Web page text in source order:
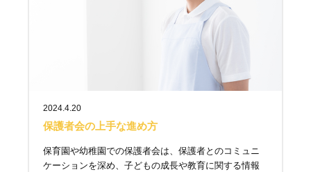
2024.4.20
保護者会の上手な進め方
保育園や幼稚園での保護者会は、保護者とのコミュニ
ケーションを深め、子どもの成長や教育に関する情報